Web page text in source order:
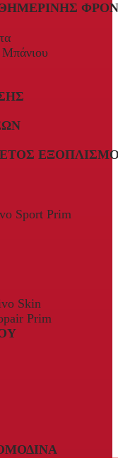
Sport Prim
Skin
Prim